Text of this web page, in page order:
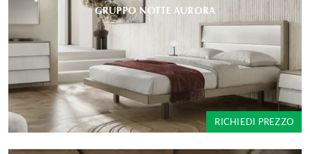
GRUPPO NOTTE AURORA
RICHIEDI PREZZO